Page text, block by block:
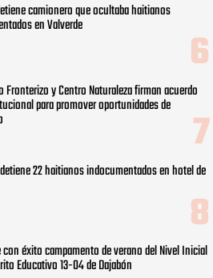
camionero que ocultaba haitianos
en Valverde
Fronterizo y Centro Naturaleza firman acuerdo
para promover oportunidades de
22 haitianos indocumentados en hotel de
éxito campamento de verano del Nivel Inicial
Educativo 13-04 de Dajabón